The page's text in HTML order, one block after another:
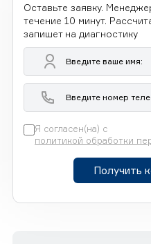
Оставьте заявку.
течение 10 минут.
запишет на диагностику
Я согласен(на) с
политикой обработки
Получить